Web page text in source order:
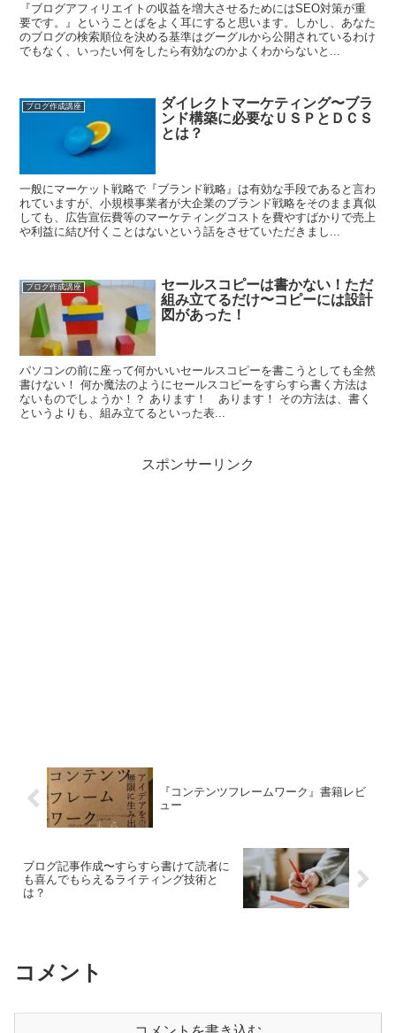
『ブログアフィリエイトの収益を増大させるためにはSEO対策が重
要です。』ということばをよく耳にすると思います。しかし、あなた
のブログの検索順位を決める基準はグーグルから公開されているわけ
でもなく、いったい何をしたら有効なのかよくわからないと...
ブログ作成講座
ダイレクトマーケティング〜ブラ
ンド構築に必要なＵＳＰとＤＣＳ
とは？
一般にマーケット戦略で『ブランド戦略』は有効な手段であると言わ
れていますが、小規模事業者が大企業のブランド戦略をそのまま真似
しても、広告宣伝費等のマーケティングコストを費やすばかりで売上
や利益に結び付くことはないという話をさせていただきまし...
ブログ作成講座
セールスコピーは書かない！ただ
組み立てるだけ〜コピーには設計
図があった！
パソコンの前に座って何かいいセールスコピーを書こうとしても全然
書けない！ 何か魔法のようにセールスコピーをすらすら書く方法は
ないものでしょうか！？ あります！ あります！ その方法は、書く
というよりも、組み立てるといった表...
スポンサーリンク
『コンテンツフレームワーク』書籍レビ
ュー
ブログ記事作成〜すらすら書けて読者に
も喜んでもらえるライティング技術と
は？
コメント